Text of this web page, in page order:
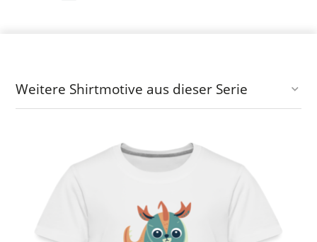
Weitere Shirtmotive aus dieser Serie